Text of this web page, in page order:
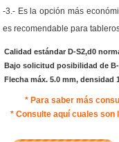
-3.- Es la opción más
es recomendable para
Calidad estándar D-S2,d0
Bajo solicitud posibilidad de B-
Flecha máx. 5.0 mm, densidad
* Para saber más
* Consulte aquí cuales son